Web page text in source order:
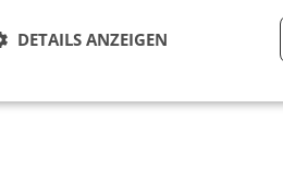
DETAILS ANZEIGEN